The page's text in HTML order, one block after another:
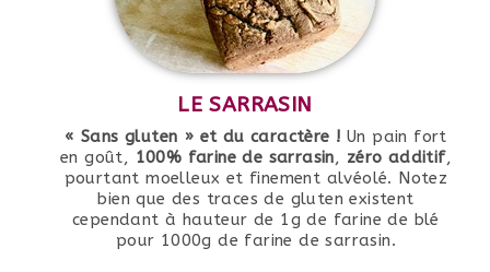
LE SARRASIN
« Sans gluten » et du caractère ! Un pain fort
en goût, 100% farine de sarrasin, zéro additif,
pourtant moelleux et finement alvéolé. Notez
bien que des traces de gluten existent
cependant à hauteur de 1g de farine de blé
pour 1000g de farine de sarrasin.